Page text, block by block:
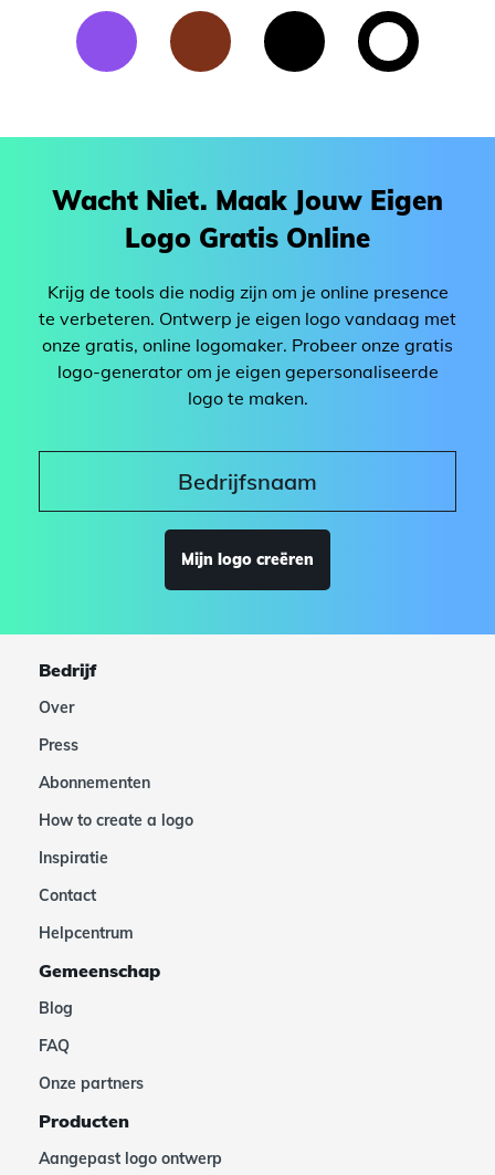
Wacht Niet. Maak Jouw Eigen
Logo Gratis Online
Krijg de tools die nodig zijn om je online presence
te verbeteren. Ontwerp je eigen logo vandaag met
onze gratis, online logomaker. Probeer onze gratis
logo-generator om je eigen gepersonaliseerde
logo te maken.
Mijn logo creëren
Bedrijf
Over
Press
Abonnementen
How to create a logo
Inspiratie
Contact
Helpcentrum
Gemeenschap
Blog
FAQ
Onze partners
Producten
Aangepast logo ontwerp